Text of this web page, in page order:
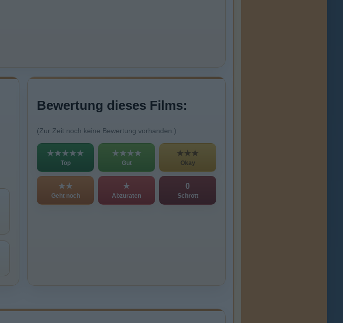
Bewertung dieses Films:
(Zur Zeit noch keine Bewertung vorhanden.)
★★★★★
Top
★★★★
Gut
★★★
Okay
★★
Geht noch
★
Abzuraten
0
Schrott